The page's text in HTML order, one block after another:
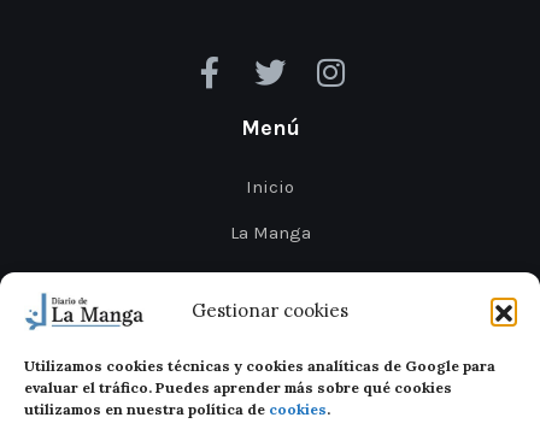
Gestionar cookies
Utilizamos cookies técnicas y cookies analíticas de Google para
evaluar el tráfico. Puedes aprender más sobre qué cookies
utilizamos en nuestra política de cookies.
Menú
Inicio
La Manga
Cabo de Palos
Mar Menor
Cartagena
San Javier